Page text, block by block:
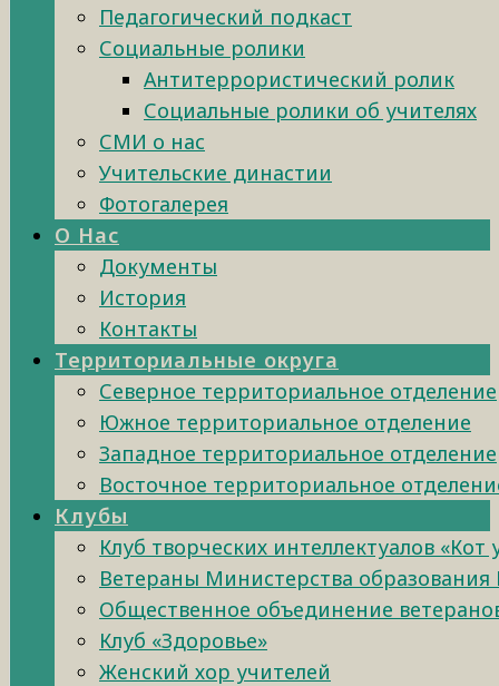
Педагогический подкаст
Социальные ролики
Антитеррористический ролик
Социальные ролики об учителях
СМИ о нас
Учительские династии
Фотогалерея
О Нас
Документы
История
Контакты
Территориальные округа
Северное территориальное отделение
Южное территориальное отделение
Западное территориальное отделение
Восточное территориальное
Клубы
Клуб творческих интеллектуалов «Кот
Ветераны Министерства образования
Общественное объединение
Клуб «Здоровье»
Женский хор учителей